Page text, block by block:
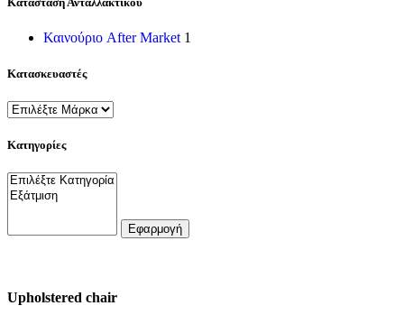
Καινούριο After Market 1
Κατασκευαστές
Κατηγορίες
Εφαρμογή
Upholstered chair